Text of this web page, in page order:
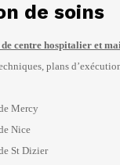
de soins
centre hospitalier et
plans
Mercy
Nice
St Dizier